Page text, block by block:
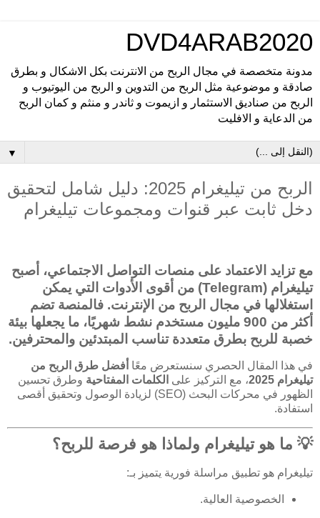
DVD4ARAB2020
مدونة متخصصة في مجال الربح من الانترنت بكل الاشكال و بطرق
صادقة و موضوعية مثل الربح من التدوين و الربح من اليوتيوب و
الربح من صناديق الاستثمار و ازيموت و ثاندر و منثم و كمان الربح
من الدعاية و الافليت
▼
الربح من تيليغرام 2025: دليل شامل لتحقيق
دخل ثابت عبر قنوات ومجموعات تيليغرام
مع تزايد الاعتماد على منصات التواصل الاجتماعي، أصبح
تيليغرام (Telegram)
من أقوى الأدوات التي يمكن
استغلالها في مجال الربح من الإنترنت. فالمنصة تضم
أكثر من 900 مليون مستخدم نشط شهريًا
، ما يجعلها بيئة
خصبة للربح بطرق متعددة تناسب المبتدئين والمحترفين.
في هذا المقال الحصري سنستعرض معًا أفضل طرق الربح من
تيليغرام 2025
، مع التركيز على الكلمات المفتاحية وطرق تحسين
الظهور في محركات البحث (SEO) لزيادة الوصول وتحقيق أقصى
استفادة.
💡 ما هو تيليغرام ولماذا هو فرصة للربح؟
تيليغرام هو تطبيق مراسلة فورية يتميز بـ:
الخصوصية العالية.